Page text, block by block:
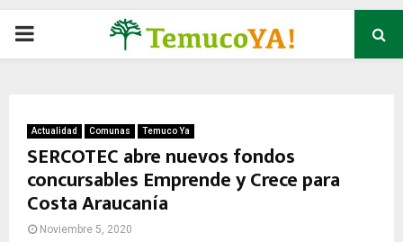
P
M
A
Actualidad Comunas Temuco Ya
SERCOTEC abre nuevos fondos
concursables Emprende y Crece para
Costa Araucanía
Noviembre 5, 2020